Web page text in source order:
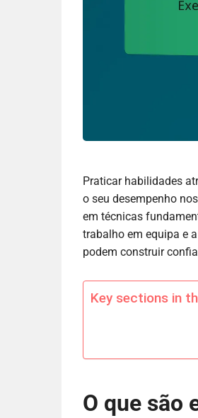
Praticar habilidades
o seu desempenho
em técnicas
trabalho em equipa e
podem construir
Key sections in
O que são